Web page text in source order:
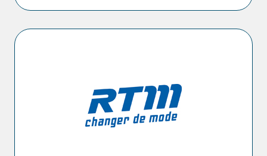
• Système d’Information Voyageurs générique (pilotage de
tous les afficheurs depuis un serveur central par le DIS
• Passerelle SIV à la norme SIRI pour les lignes de Bus à